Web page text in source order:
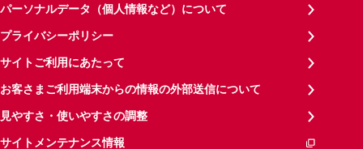
パーソナルデータ（個人情報など）について
プライバシーポリシー
サイトご利用にあたって
お客さまご利用端末からの情報の外部送信について
見やすさ・使いやすさの調整
サイトメンテナンス情報